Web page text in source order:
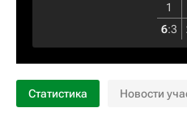
1
6:3
Статистика Новости